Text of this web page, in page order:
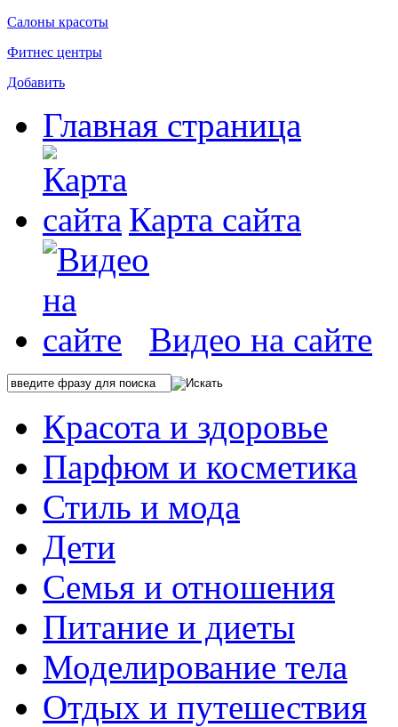
Салоны красоты
Фитнес центры
Добавить
Главная страница
Карта сайта
Видео на сайте
Красота и здоровье
Парфюм и косметика
Стиль и мода
Дети
Семья и отношения
Питание и диеты
Моделирование тела
Отдых и путешествия